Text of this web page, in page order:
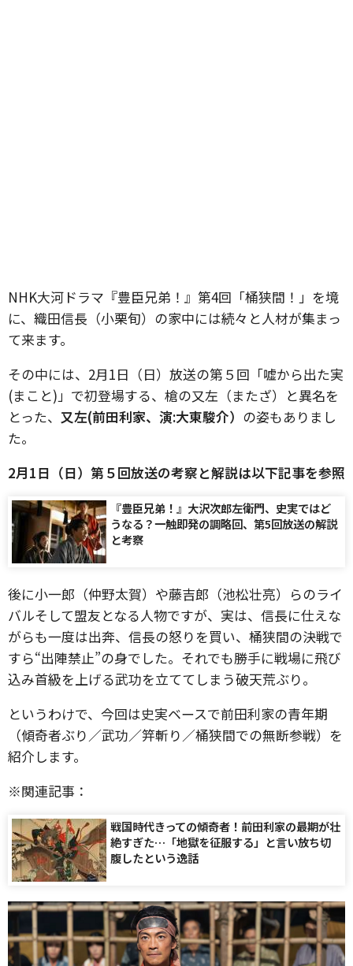
NHK大河ドラマ『豊臣兄弟！』第4回「桶狭間！」を境
に、織田信長（小栗旬）の家中には続々と人材が集まっ
て来ます。
その中には、2月1日（日）放送の第５回「嘘から出た実
(まこと)」で初登場する、槍の又左（またざ）と異名を
とった、 又左(前田利家、演:大東駿介） の姿もありまし
た。
2月1日（日）第５回放送の考察と解説は以下記事を参照
『豊臣兄弟！』大沢次郎左衛門、史実ではど
うなる？一触即発の調略回、第5回放送の解説
と考察
後に小一郎（仲野太賀）や藤吉郎（池松壮亮）らのライ
バルそして盟友となる人物ですが、実は、信長に仕えな
がらも一度は出奔、信長の怒りを買い、桶狭間の決戦で
すら“出陣禁止”の身でした。それでも勝手に戦場に飛び
込み首級を上げる武功を立ててしまう破天荒ぶり。
というわけで、今回は史実ベースで前田利家の青年期
（傾奇者ぶり／武功／笄斬り／桶狭間での無断参戦）を
紹介します。
※関連記事：
戦国時代きっての傾奇者！前田利家の最期が壮
絶すぎた…「地獄を征服する」と言い放ち切
腹したという逸話